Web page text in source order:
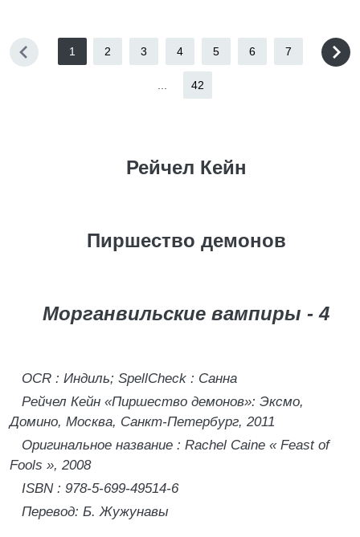
1 2 3 4 5 6 7
42
Рейчел Кейн
Пиршество демонов
Морганвильские вампиры - 4
OCR : Индиль; SpellCheck : Санна
Рейчел Кейн «Пиршество демонов»: Эксмо,
Домино, Москва, Санкт-Петербург, 2011
Оригинальное название : Rachel Caine « Feast of
Fools », 2008
ISBN : 978-5-699-49514-6
Перевод: Б. Жужунавы